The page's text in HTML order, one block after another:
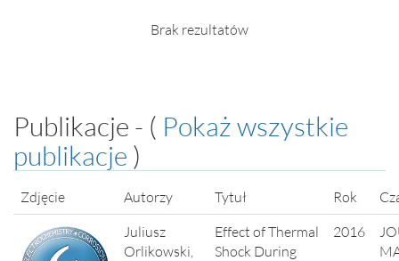
Brak rezultatów
Publikacje - ( Pokaż wszystkie
publikacje )
Zdjęcie Autorzy Tytuł Rok
Juliusz
Orlikowski,
Effect of Thermal
Shock During
2016